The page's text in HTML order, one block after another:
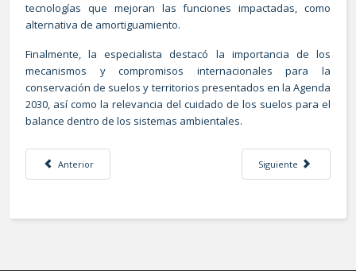
tecnologías que mejoran las funciones impactadas, como
alternativa de amortiguamiento.
Finalmente, la especialista destacó la importancia de los
mecanismos y compromisos internacionales para la
conservación de suelos y territorios presentados en la Agenda
2030, así como la relevancia del cuidado de los suelos para el
balance dentro de los sistemas ambientales.
Artículo anterior: ¿Es posible satisfacer las necesidades de consumo
Anterior Artículo siguiente: El
Siguiente